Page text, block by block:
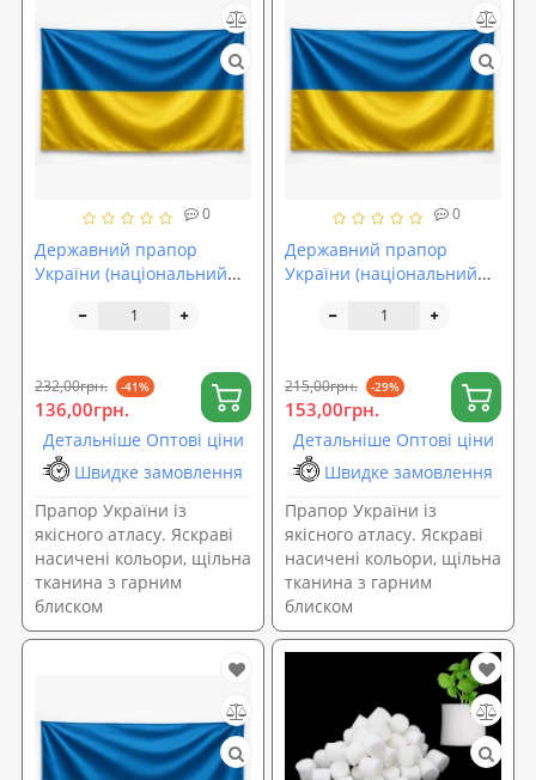
0
Державний прапор
України (національний
OSPORT (R-00111)
232,00грн. -41%
136,00грн.
Детальніше Оптові ціни
Швидке замовлення
Прапор України із
якісного атласу. Яскраві
насичені кольори, щільна
тканина з гарним
блиском
0
Державний прапор
України (національний
OSPORT (R-00112)
215,00грн. -29%
153,00грн.
Детальніше Оптові ціни
Швидке замовлення
Прапор України із
якісного атласу. Яскраві
насичені кольори, щільна
тканина з гарним
блиском